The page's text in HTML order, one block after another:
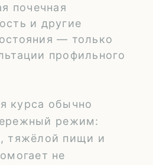
почечная
и другие
— только
профильного
курса обычно
режим:
тяжёлой пищи и
не